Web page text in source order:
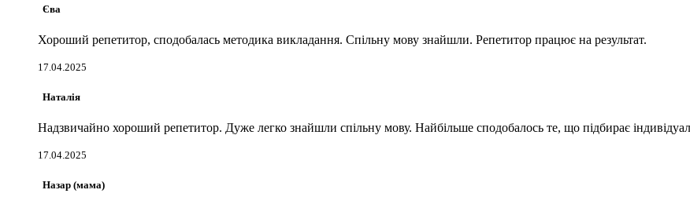
Єва
Хороший репетитор, сподобалась методика викладання. Спільну мову знайшли. Репетитор працює на результат.
17.04.2025
Наталія
Надзвичайно хороший репетитор. Дуже легко знайшли спільну мову. Найбільше сподобалось те, що підбирає
17.04.2025
Назар (мама)